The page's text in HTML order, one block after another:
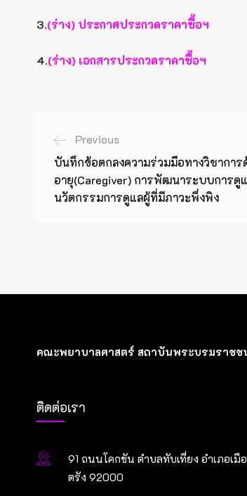
3.(ร่าง) ประกาศประกวดราคาซื้อฯ
4.(ร่าง) เอกสารประกวดราคาซื้อฯ
Previous
บันทึกข้อตกลงความร่วมมือทางวิชากา
อายุ(Caregiver) การพัฒนาระบบการดู
นวัตกรรมการดูแลผู้ที่มีภาวะพึ่งพิง
คณะพยาบาลศาสตร์ สถาบันพระบรมราชช
ติดต่อเรา
91 ถนนโคกขัน ตำบลทับเที่ยง อำเภอเมื
ตรัง 92000